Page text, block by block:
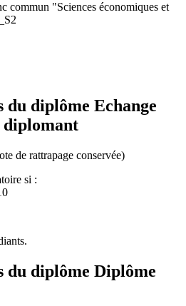
commun "Sciences économiques et
du diplôme Echange
de rattrapage conservée)
si :
du diplôme Diplôme